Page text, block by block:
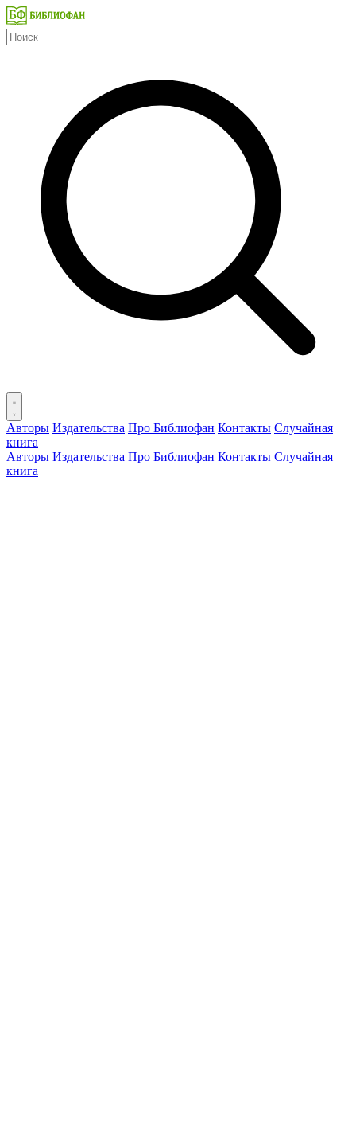
Авторы Издательства Про Библиофан Контакты Случайная
книга
Авторы Издательства Про Библиофан Контакты Случайная
книга